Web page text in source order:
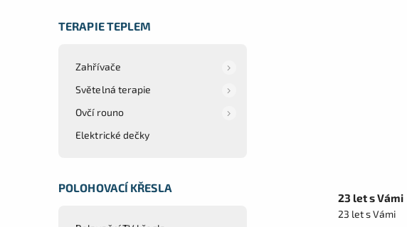
TERAPIE TEPLEM
Zahřívače
Světelná terapie
Ovčí rouno
Elektrické dečky
POLOHOVACÍ KŘESLA
23 let s Vámi
23 let s Vámi